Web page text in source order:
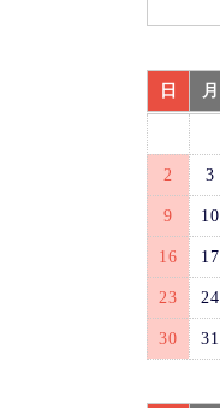
日 月
2 3
9 10
16 17
23 24
30 31